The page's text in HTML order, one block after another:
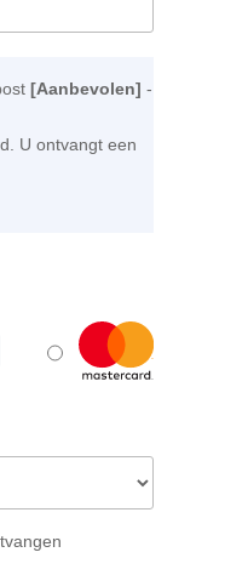
[Aanbevolen] -
U ontvangt een